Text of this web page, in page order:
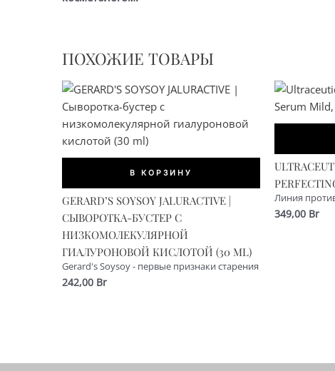
ПОХОЖИЕ ТОВАРЫ
В КОРЗИНУ
GERARD’S SOYSOY JALURACTIVE |
СЫВОРОТКА-БУСТЕР С
НИЗКОМОЛЕКУЛЯРНОЙ
ГИАЛУРОНОВОЙ КИСЛОТОЙ (30 ML)
Gerard's Soysoy - первые признаки старения
242,00 Br
Линия
349,00 Br